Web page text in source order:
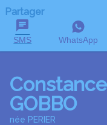
Partager
SMS WhatsApp
GOBBO
née PERIER